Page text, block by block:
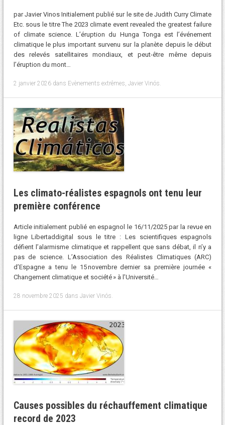
par Javier Vinos Initialement publié sur le site de Judith Curry Climate
Etc. sous le titre The 2023 climate event revealed the greatest failure
of climate science. L’éruption du Hunga Tonga est l’événement
climatique le plus important survenu sur la planète depuis le début
des relevés satellitaires mondiaux, et peut-être même depuis
l’éruption du mont…
2 janvier 2026dans Evènements extrêmes Javier Vinós
Les climato-réalistes espagnols ont tenu leur
première conférence
Article initialement publié en espagnol le 16/11/2025 par la revue en
ligne Libertaddigital sous le titre : Les scientifiques espagnols
défient l’alarmisme climatique et rappellent que sans débat, il n’y a
pas de science. L’Association des Réalistes Climatiques (ARC)
d’Espagne a tenu le 15 novembre dernier sa première journée «
Changement climatique et société » à l’Université…
28 novembre 2025 dans Javier Vinós
Causes possibles du réchauffement climatique
record de 2023